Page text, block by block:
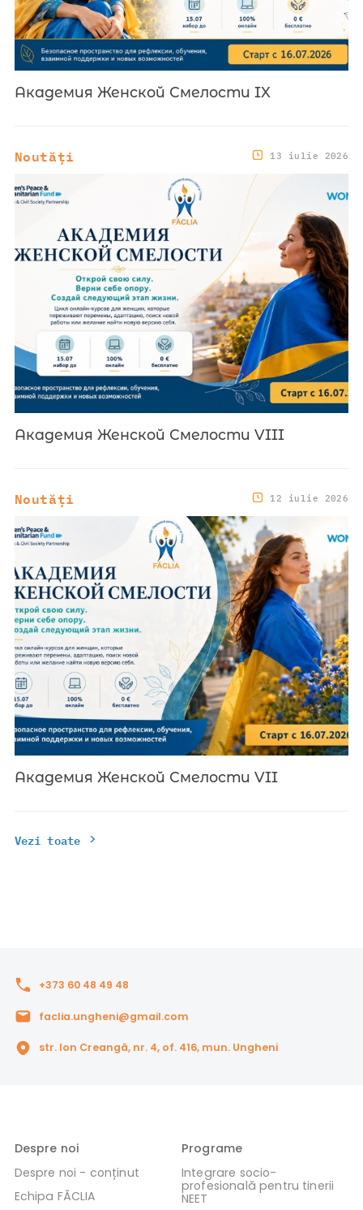
Академия Женской Смелости IX
Noutăți 13 iulie 2026
Академия Женской Смелости VIII
Noutăți 12 iulie 2026
Академия Женской Смелости VII
Vezi toate
+373 60 48 49 48
faclia.ungheni@gmail.com
str. Ion Creangă, nr. 4, of. 416, mun. Ungheni
Despre noi
Despre noi - conținut
Echipa FĂCLIA
Programe
Integrare socio-
profesională pentru tinerii
NEET